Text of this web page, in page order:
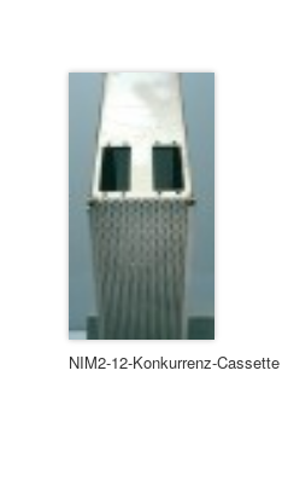
NIM2-12-Konkurrenz-Cassette